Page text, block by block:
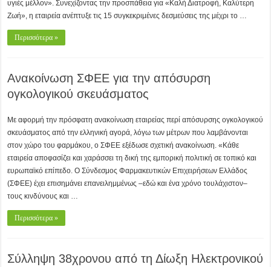
υγιές μέλλον». Συνεχίζοντας την προσπάθεια για «Καλή Διατροφή, Καλύτερη
Ζωή», η εταιρεία ανέπτυξε τις 15 συγκεκριμένες δεσμεύσεις της μέχρι το …
Περισσότερα »
Ανακοίνωση ΣΦΕΕ για την απόσυρση
ογκολογικού σκευάσματος
Με αφορμή την πρόσφατη ανακοίνωση εταιρείας περί απόσυρσης ογκολογικού
σκευάσματος από την ελληνική αγορά, λόγω των μέτρων που λαμβάνονται
στον χώρο του φαρμάκου, ο ΣΦΕΕ εξέδωσε σχετική ανακοίνωση. «Κάθε
εταιρεία αποφασίζει και χαράσσει τη δική της εμπορική πολιτική σε τοπικό και
ευρωπαϊκό επίπεδο. Ο Σύνδεσμος Φαρμακευτικών Επιχειρήσεων Ελλάδος
(ΣΦΕΕ) έχει επισημάνει επανειλημμένως –εδώ και ένα χρόνο τουλάχιστον–
τους κινδύνους και …
Περισσότερα »
Σύλληψη 38χρονου από τη Δίωξη Ηλεκτρονικού